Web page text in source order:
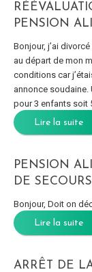
PENSION
Bonjour, j’ai
au départ de mon
conditions car
annonce soudaine.
pour 3 enfants soit
Lire la suite
PENSION
DE
Bonjour, Doit on
Lire la suite
ARRÊT DE